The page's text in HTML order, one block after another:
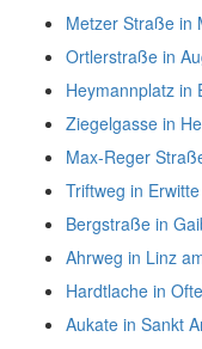
Metzer Straße in
Ortlerstraße in
Heymannplatz in
Ziegelgasse in
Max-Reger
Triftweg in Erwitte
Bergstraße in
Ahrweg in Linz
Hardtlache in
Aukate in Sankt